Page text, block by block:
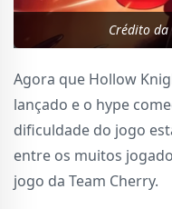
Crédito da
Agora que Hollow
lançado e o hype
dificuldade do jogo
entre os muitos
jogo da Team Cherry.